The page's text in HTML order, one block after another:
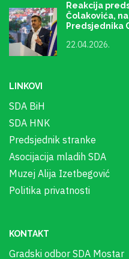
Reakcija
Čolakovića,
Predsjednika
22.04.2026.
LINKOVI
SDA BiH
SDA HNK
Predsjednik stranke
Asocijacija mladih SDA
Muzej Alija Izetbegović
Politika privatnosti
KONTAKT
Gradski odbor SDA Mostar